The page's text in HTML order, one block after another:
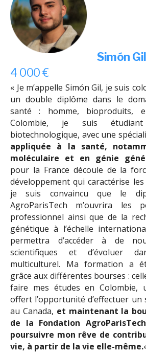
Simón
4 000 €
« Je m’appelle Simón Gil, je suis
un double diplôme dans le
santé : homme, bioproduits,
Colombie, je suis
biotechnologique, avec une
appliquée à la santé,
moléculaire et en génie
pour la France découle de la
développement qui caractérise
je suis convaincu que le
AgroParisTech m’ouvrira les
professionnel ainsi que de la
génétique à l’échelle
permettra d’accéder à de
scientifiques et d’évoluer
multiculturel. Ma formation a
grâce aux différentes bourses :
faire mes études en Colombie,
offert l’opportunité d’effectuer un
au Canada, et maintenant la
de la Fondation
poursuivre mon rêve de
vie, à partir de la vie elle-même.